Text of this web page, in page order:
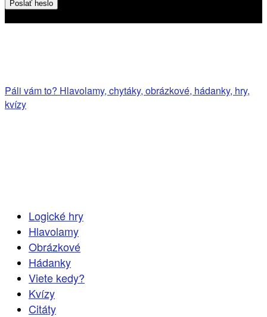
Páli vám to? Hlavolamy, chytáky, obrázkové, hádanky, hry,
kvízy
Logické hry
Hlavolamy
Obrázkové
Hádanky
Viete kedy?
Kvízy
Citáty